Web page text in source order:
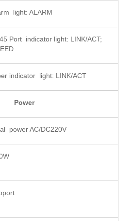
light: ALARM
Port indicator light: LINK/ACT;
indicator light: LINK/ACT
Power
power AC/DC220V